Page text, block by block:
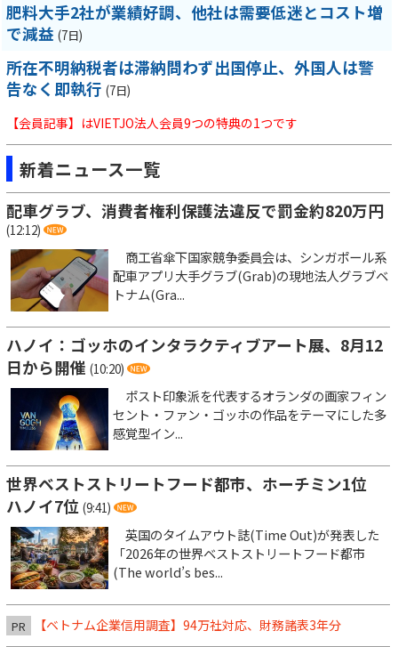
肥料大手2社が業績好調、他社は需要低迷とコスト増
で減益 (7日)
所在不明納税者は滞納問わず出国停止、外国人は警
告なく即執行 (7日)
【会員記事】はVIETJO法人会員9つの特典の1つです
新着ニュース一覧
配車グラブ、消費者権利保護法違反で罰金約820万円
(12:12)
商工省傘下国家競争委員会は、シンガポール系
配車アプリ大手グラブ(Grab)の現地法人グラブベ
トナム(Gra...
ハノイ：ゴッホのインタラクティブアート展、8月12
日から開催 (10:20)
ポスト印象派を代表するオランダの画家フィン
セント・ファン・ゴッホの作品をテーマにした多
感覚型イン...
世界ベストストリートフード都市、ホーチミン1位
ハノイ7位 (9:41)
英国のタイムアウト誌(Time Out)が発表した
「2026年の世界ベストストリートフード都市
(The world’s bes...
PR 【ベトナム企業信用調査】94万社対応、財務諸表3年分